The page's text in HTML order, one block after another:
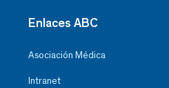
Enlaces ABC
Asociación Médica
Intranet